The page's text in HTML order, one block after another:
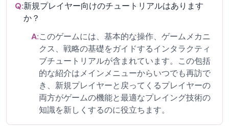
Q:新規プレイヤー向けのチュートリアルはあります
か？
A:このゲームには、基本的な操作、ゲームメカニ
クス、戦略の基礎をガイドするインタラクティ
ブチュートリアルが含まれています。この包括
的な紹介はメインメニューからいつでも再訪で
き、新規プレイヤーと戻ってくるプレイヤーの
両方がゲームの機能と最適なプレイング技術の
知識を新しくするのに役立ちます。